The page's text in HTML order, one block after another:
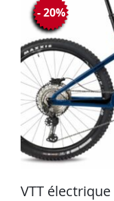
VTT électrique
- 20%